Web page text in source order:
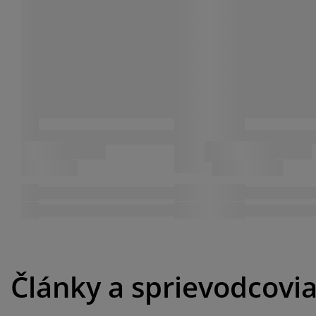
Články a